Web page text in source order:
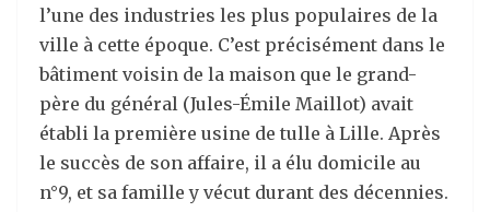
l’une des industries les plus populaires de la
ville à cette époque. C’est précisément dans le
bâtiment voisin de la maison que le grand-
père du général (Jules-Émile Maillot) avait
établi la première usine de tulle à Lille. Après
le succès de son affaire, il a élu domicile au
n°9, et sa famille y vécut durant des décennies.